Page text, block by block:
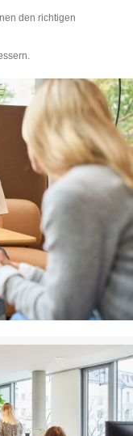
den richtigen